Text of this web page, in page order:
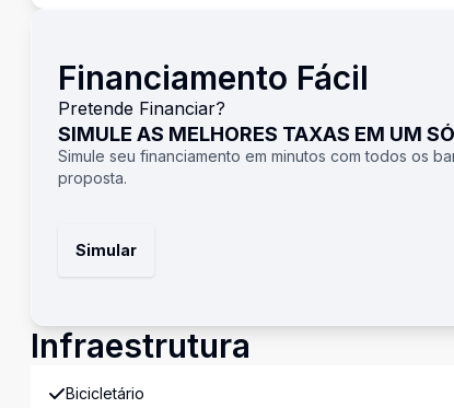
Financiamento Fácil
Pretende Financiar?
SIMULE AS MELHORES TAXAS EM UM
Simule seu financiamento em minutos com todos os
proposta.
Simular
Infraestrutura
Bicicletário